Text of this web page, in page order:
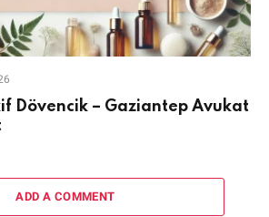
Dövencik – Gaziantep Avukat
ADD A COMMENT